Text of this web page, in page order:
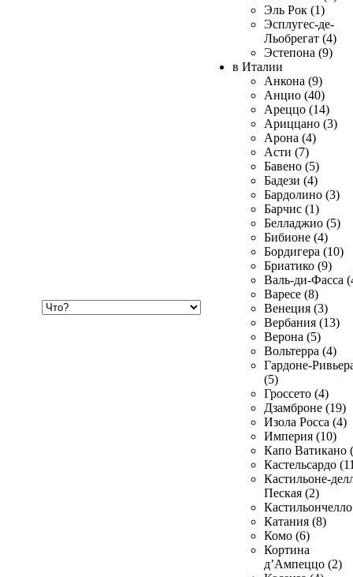
Эль Рок (1)
Эсплугес-де-
Льобрегат (4)
Эстепона (9)
в Италии
Анкона (9)
Анцио (40)
Ареццо (14)
Ариццано (3)
Арона (4)
Асти (7)
Бавено (5)
Бадези (4)
Бардолино (3)
Барчис (1)
Белладжио (5)
Бибионе (4)
Бордигера (10)
Бриатико (9)
Валь-ди-Фасса
Варесе (8)
Венеция (3)
Вербания (13)
Верона (5)
Вольтерра (4)
Гардоне-
(5)
Гроссето (4)
Дзамброне (19)
Изола Росса (4)
Империя (10)
Капо Ватикано
Кастельсардо
Кастильоне-
Пеская (2)
Катания (8)
Комо (6)
Кортина
д’Ампеццо (2)